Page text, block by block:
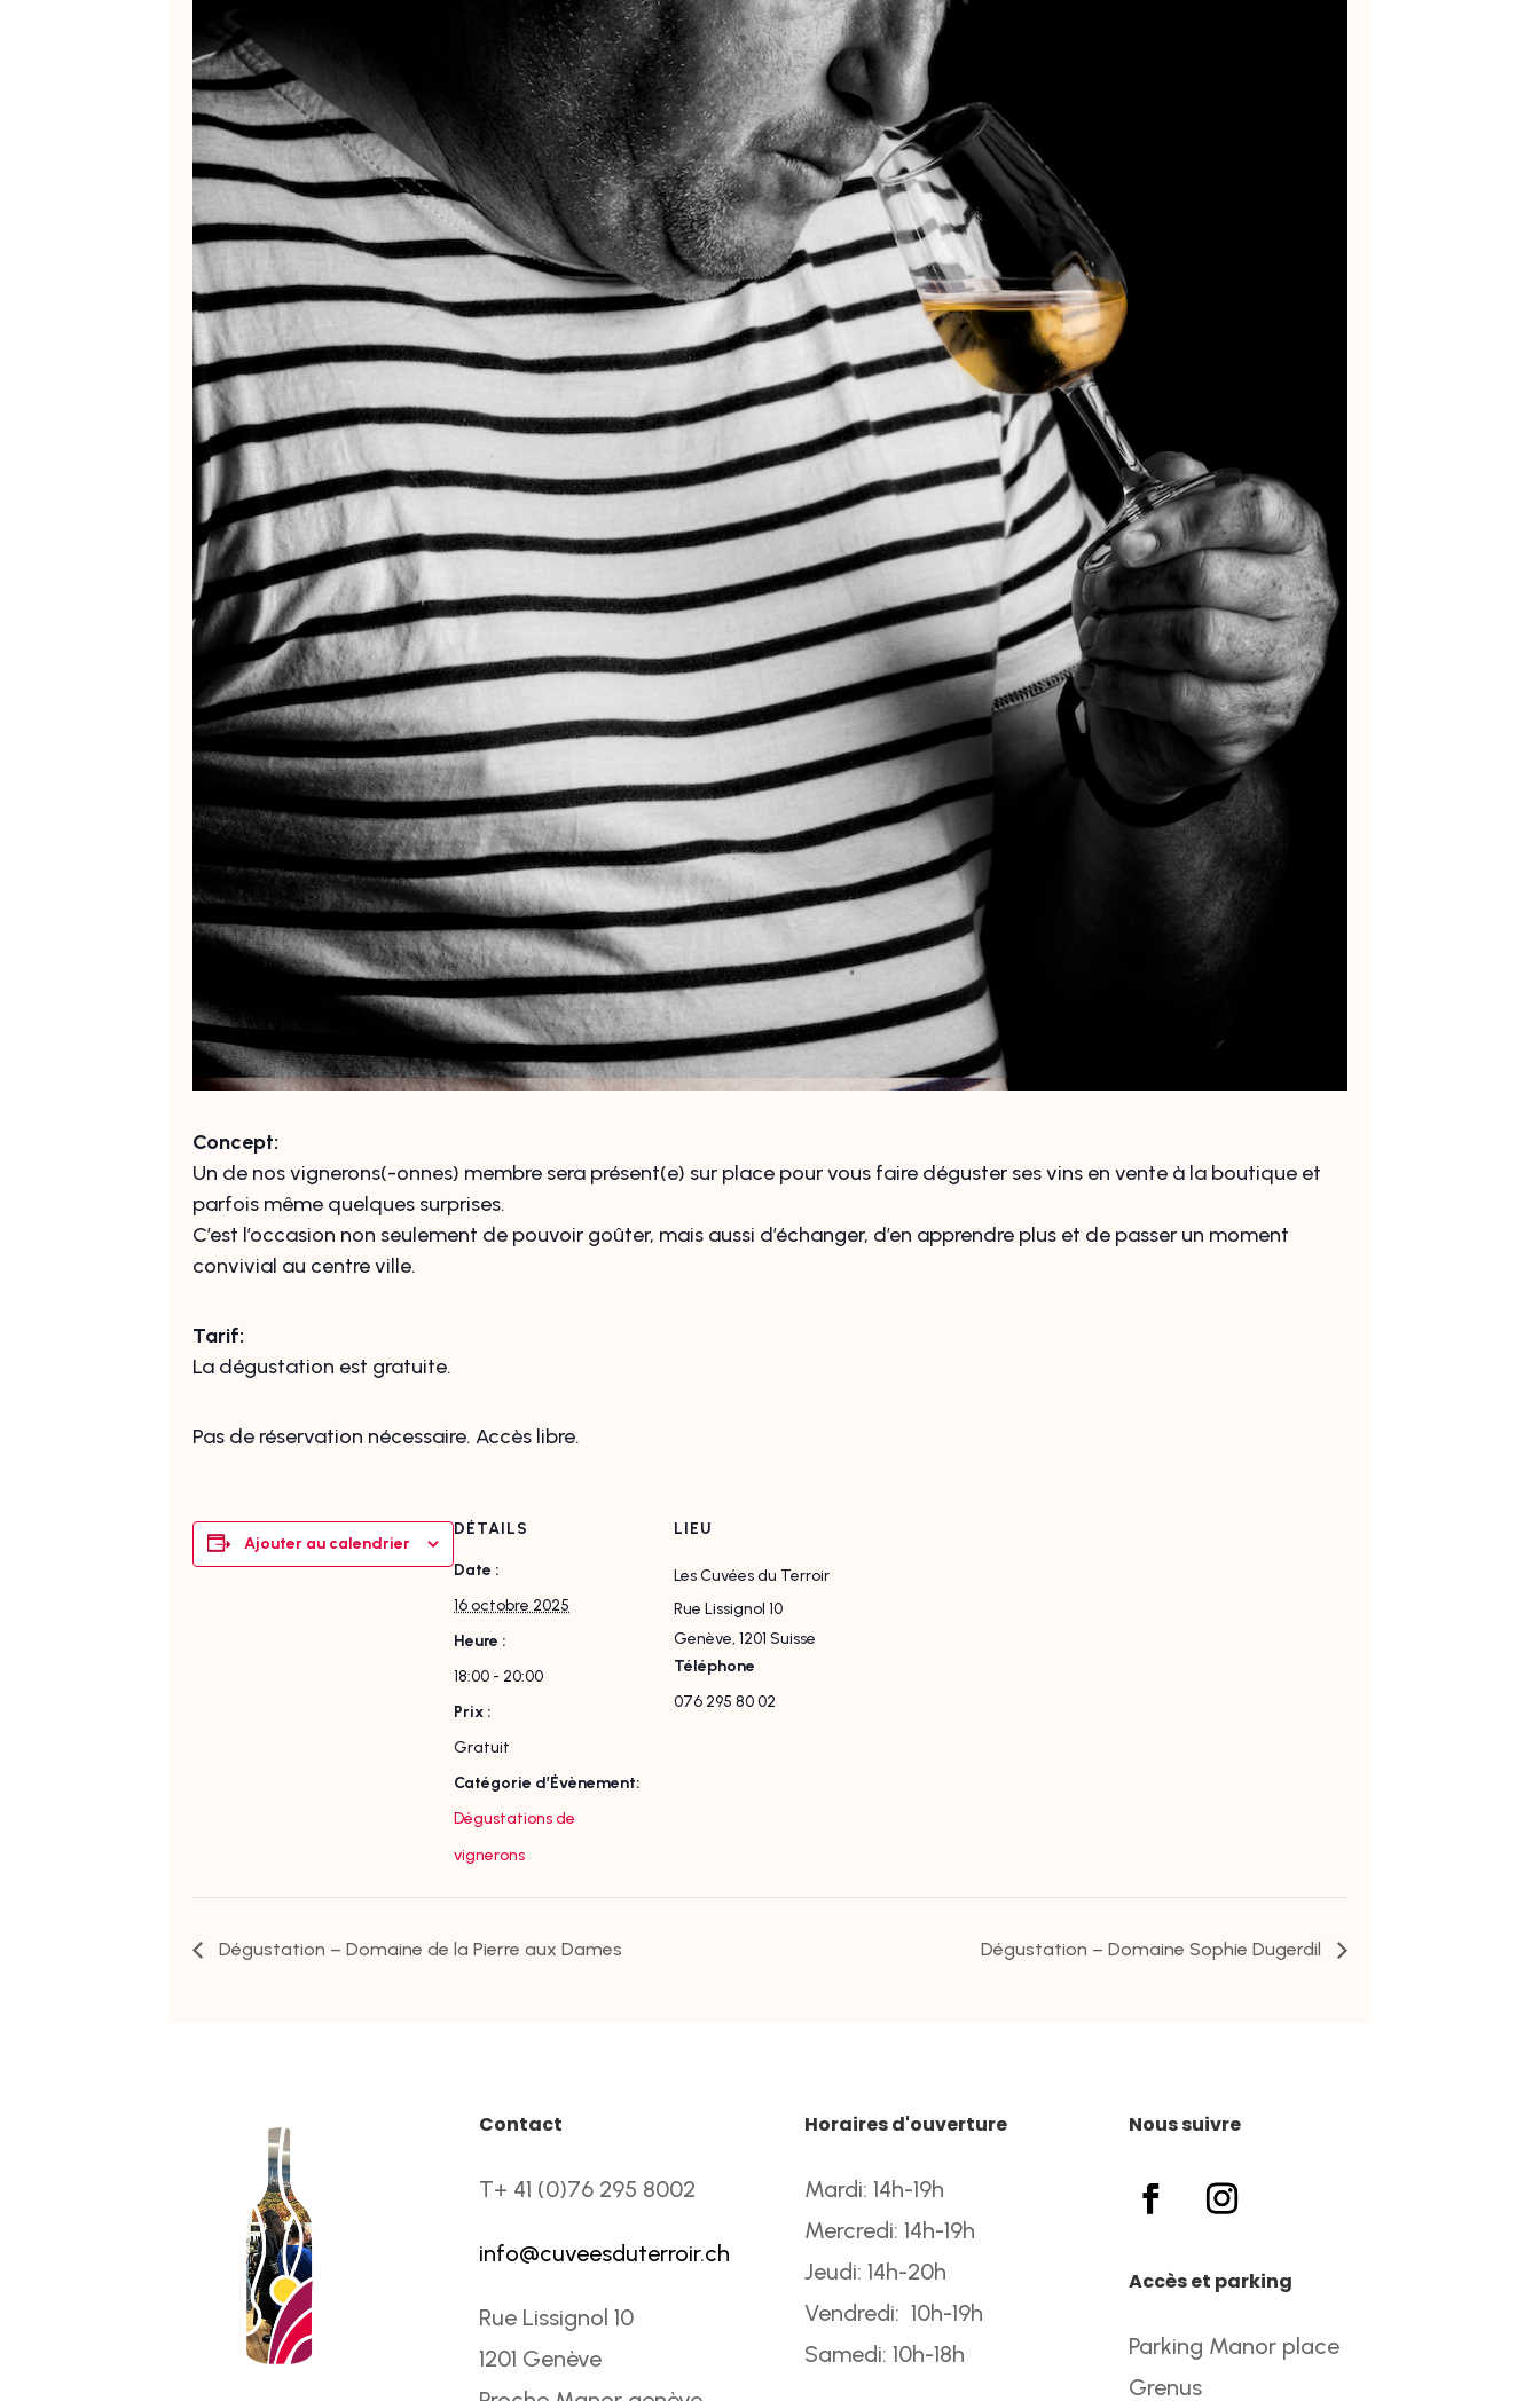
Concept:
Un de nos vignerons(-onnes) membre sera présent(e) sur place pour vous faire déguster ses vins en vente à la boutique et
parfois même quelques surprises.
C’est l’occasion non seulement de pouvoir goûter, mais aussi d’échanger, d’en apprendre plus et de passer un moment
convivial au centre ville.
Tarif:
La dégustation est gratuite.
Pas de réservation nécessaire. Accès libre.
Ajouter au calendrier
DÉTAILS
Date :
16 octobre 2025
Heure :
18:00 - 20:00
Prix :
Gratuit
Catégorie d’Évènement:
Dégustations de
vignerons
LIEU
Les Cuvées du Terroir
Rue Lissignol 10
Genève, 1201 Suisse
Téléphone
076 295 80 02
Dégustation – Domaine de la Pierre aux Dames Dégustation – Domaine Sophie Dugerdil
Contact
T+ 41 (0)76 295 8002
info@cuveesduterroir.ch
Rue Lissignol 10
1201 Genève
Horaires d'ouverture
Mardi: 14h-19h
Mercredi: 14h-19h
Jeudi: 14h-20h
Vendredi: 10h-19h
Samedi: 10h-18h
Nous suivre
Accès et parking
Parking Manor place
Grenus